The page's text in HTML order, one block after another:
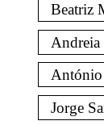
Beatriz
Andreia
Jorge